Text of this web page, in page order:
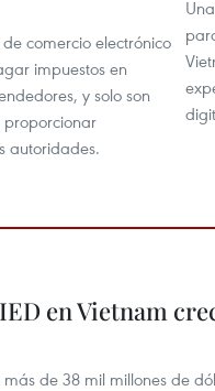
comercio electrónico
impuestos en
y solo son
proporcionar
autoridades.
en Vietnam
de 38 mil millones de